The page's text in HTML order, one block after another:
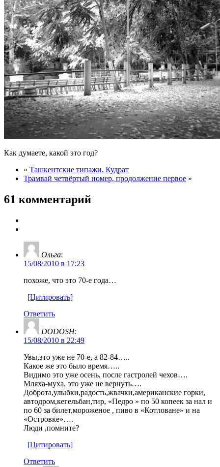
Как думаете, какой это год?
« Ташкентские типажи. Кудрат
Трамвай четвёртый номер, продолжение первое »
61 комментарий
Ольга:
15/08/2010 в 17:23
похоже, что это 70-е года…
[Цитировать]
Ответить
DODOSH:
15/08/2010 в 22:49
Увы,это уже не 70-е, а 82-84…..
Какое же это было время…..
Видимо это уже осень, после гастролей чехов….
Мляха-муха, это уже не вернуть….
Доброта,улыбки,радость,жвачки,американские горки,
автодром,кегельбан,тир, «Педро » по 50 копеек за нал и
по 60 за билет,мороженое , пиво в «Котловане» и на
«Островке»….
Люди ,помните?
[Цитировать]
Ответить